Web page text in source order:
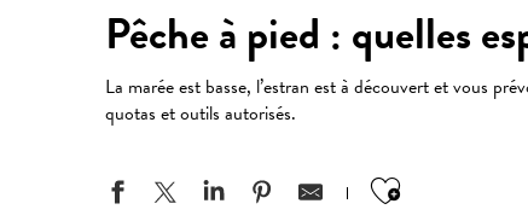
Pêche à pied : quelles
La marée est basse, l’estran est à découvert et vous
quotas et outils autorisés.
Ajouter